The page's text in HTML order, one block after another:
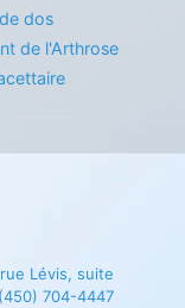
de dos
de l'Arthrose
Lévis, suite
(450) 704-4447